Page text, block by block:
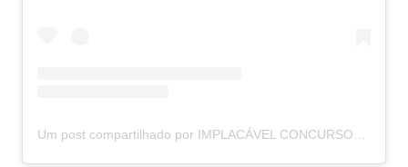
Um post compartilhado por IMPLACÁVEL CONCURSOS (@implacavelconcursos)